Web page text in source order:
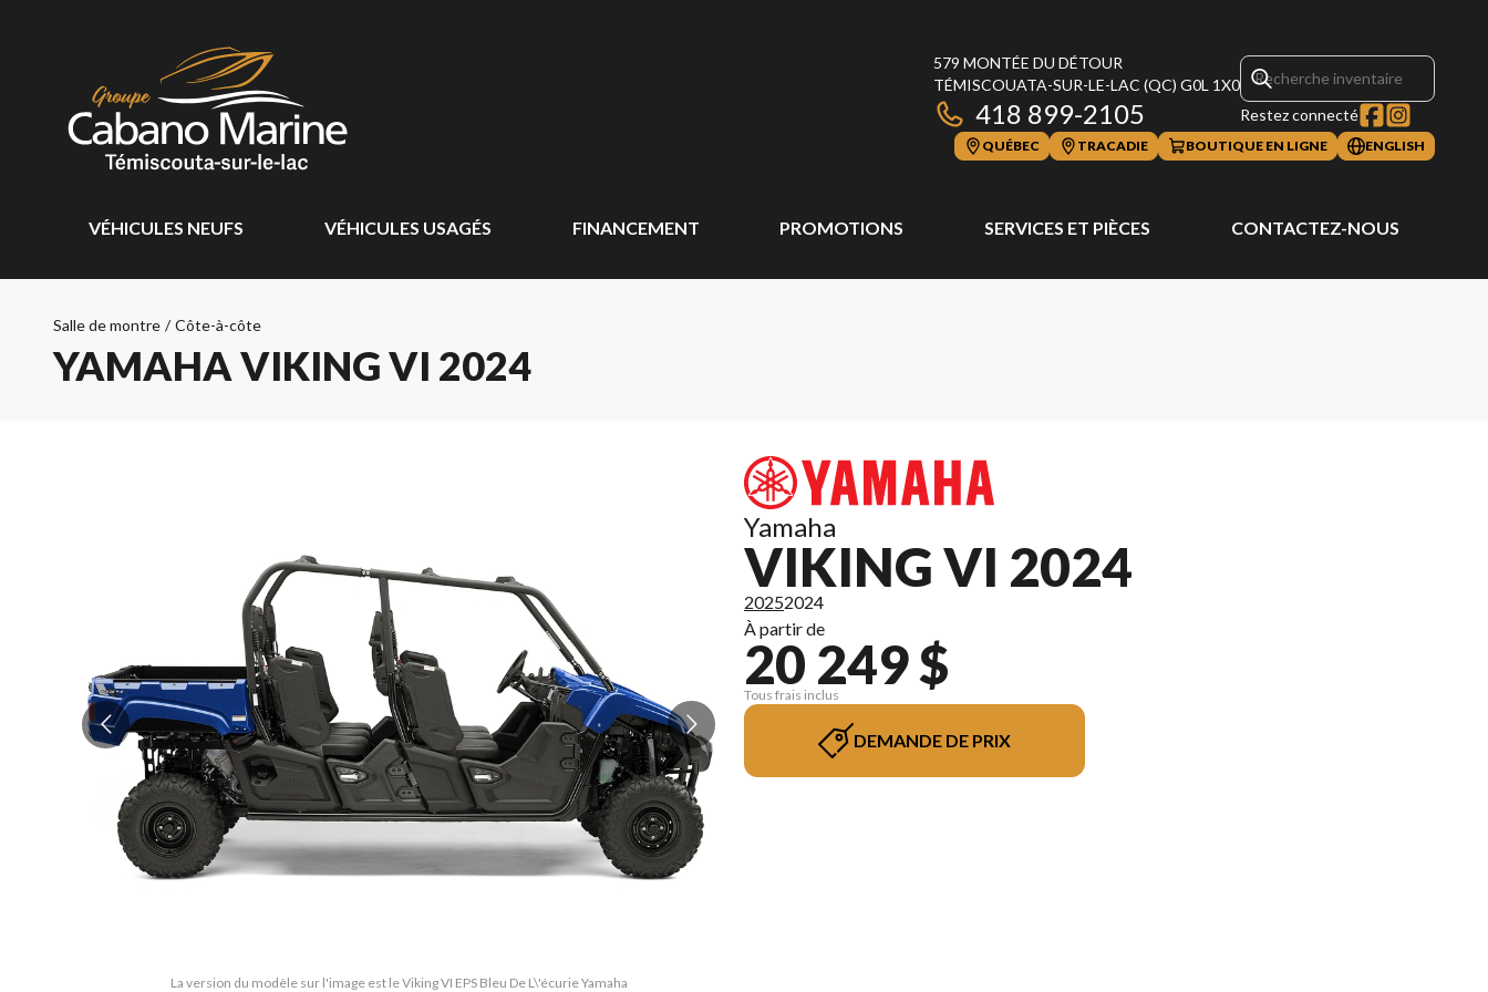
579 MONTÉE DU DÉTOUR
TÉMISCOUATA-SUR-LE-LAC (QC) G0L 1X0
418 899-2105 Restez connecté
QUÉBEC TRACADIE BOUTIQUE EN LIGNE ENGLISH
VÉHICULES NEUFS VÉHICULES USAGÉS FINANCEMENT PROMOTIONS SERVICES ET PIÈCES CONTACTEZ-NOUS
Salle de montre / Côte-à-côte
YAMAHA VIKING VI 2024
La version du modèle sur l'image est le Viking VI EPS Bleu De L\'écurie Yamaha
Yamaha
VIKING VI 2024
20252024
À partir de
20 249 $
Tous frais inclus
DEMANDE DE PRIX